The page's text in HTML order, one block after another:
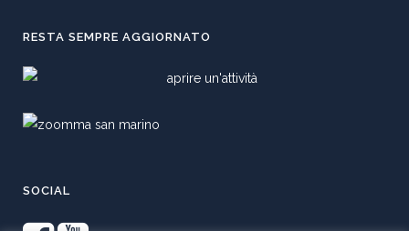
RESTA SEMPRE AGGIORNATO
SOCIAL